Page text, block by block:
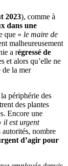
2023), comme à
dans une
que « le maire de
malheureusement
a régressé de
et alors qu’elle ne
de la mer
périphérie des
des plantes
Encore une
il est urgent
autorités, nombre
d’agir pour